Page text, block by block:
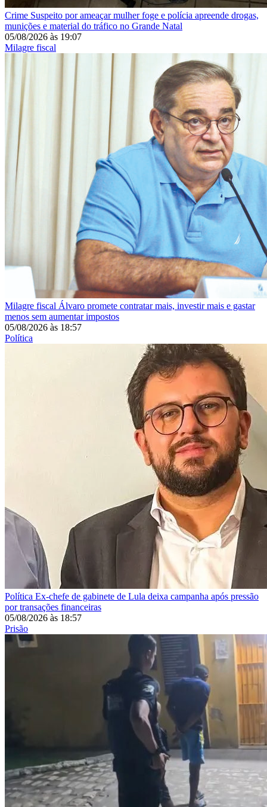
Crime Suspeito por ameaçar mulher foge e polícia apreende drogas,
munições e material do tráfico no Grande Natal
05/08/2026 às 19:07
Milagre fiscal
Milagre fiscal Álvaro promete contratar mais, investir mais e gastar
menos sem aumentar impostos
05/08/2026 às 18:57
Política
Política Ex-chefe de gabinete de Lula deixa campanha após pressão
por transações financeiras
05/08/2026 às 18:57
Prisão